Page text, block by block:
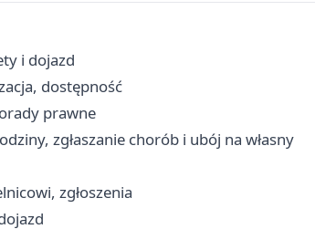
i dojazd
dostępność
prawne
zgłaszanie chorób i ubój na własny
zgłoszenia